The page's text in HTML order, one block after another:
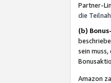
Partner-
die
(b)
sein
Amazon